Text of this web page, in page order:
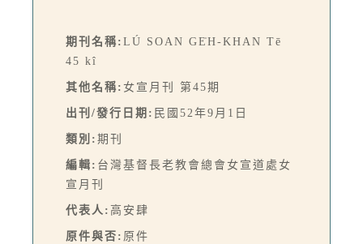
期刊名稱: LÚ SOAN GE̍H-KHAN Tē
45 kî
其他名稱: 女宣月刊 第45期
出刊/發行日期: 民國52年9月1日
類別: 期刊
編輯: 台灣基督長老教會總會女宣道處女
宣月刊
代表人: 高安肆
原件與否: 原件